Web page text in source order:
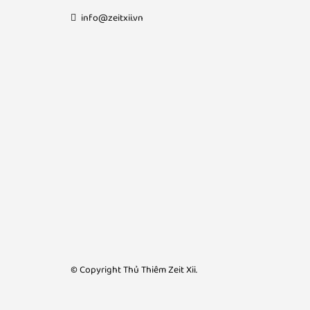
info@zeitxii.vn
© Copyright Thủ Thiêm Zeit Xii.